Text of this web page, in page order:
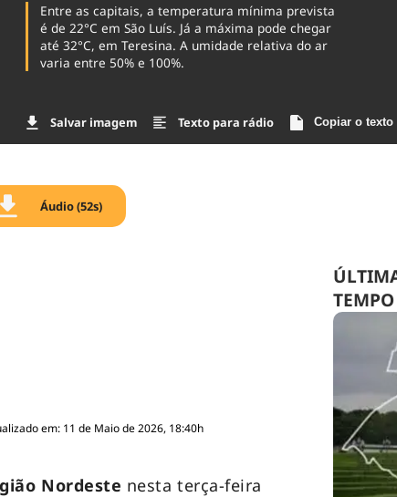
Entre as capitais, a temperatura mínima prevista
é de 22°C em São Luís. Já a máxima pode chegar
até 32°C, em Teresina. A umidade relativa do ar
varia entre 50% e 100%.
Salvar imagem Texto para rádio Copiar o texto
TEMPO
Áudio (52s)
em: 11 de Maio de 2026, 18:40h
Nordeste nesta terça-feira